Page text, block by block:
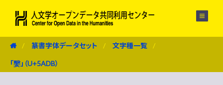
篆書字体データセット 文字種一覧
「嫛」（U+5ADB）